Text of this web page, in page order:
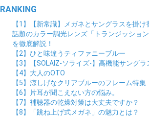
RANKING
【1】【新常識】メガネとサングラスを掛
話題のカラー調光レンズ「トランジッショ
を徹底解説！
【2】ひと味違うティファニーブルー
【3】【SOLAIZ-ソライズ-】高機能サングラ
【4】大人のOTO
【5】涼しげなクリアブルーのフレーム特集
【6】片耳が聞こえない方の悩み。
【7】補聴器の乾燥対策は大丈夫ですか？
【8】「跳ね上げ式メガネ」の魅力とは？